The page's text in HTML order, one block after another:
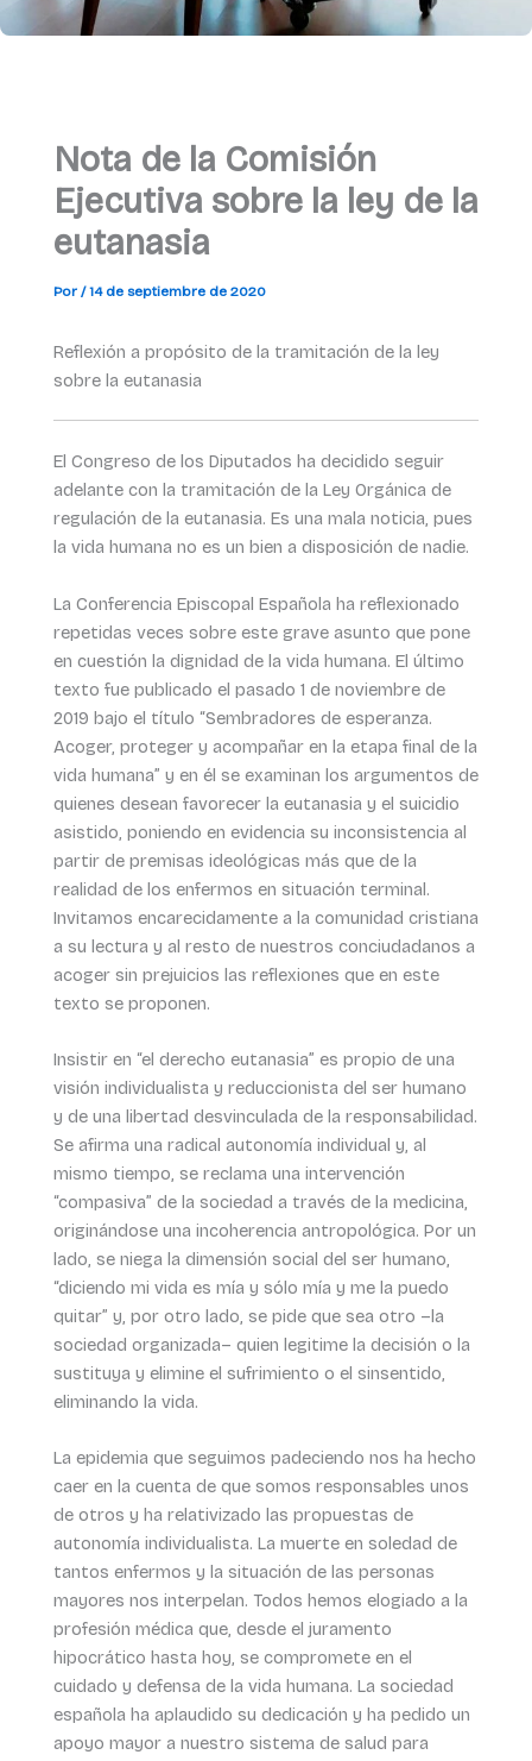
Nota de la Comisión
Ejecutiva sobre la ley de la
eutanasia
Por /14 de septiembre de 2020
Reflexión a propósito de la tramitación de la ley
sobre la eutanasia
El Congreso de los Diputados ha decidido seguir
adelante con la tramitación de la Ley Orgánica de
regulación de la eutanasia. Es una mala noticia, pues
la vida humana no es un bien a disposición de nadie.
La Conferencia Episcopal Española ha reflexionado
repetidas veces sobre este grave asunto que pone
en cuestión la dignidad de la vida humana. El último
texto fue publicado el pasado 1 de noviembre de
2019 bajo el título “Sembradores de esperanza.
Acoger, proteger y acompañar en la etapa final de la
vida humana” y en él se examinan los argumentos de
quienes desean favorecer la eutanasia y el suicidio
asistido, poniendo en evidencia su inconsistencia al
partir de premisas ideológicas más que de la
realidad de los enfermos en situación terminal.
Invitamos encarecidamente a la comunidad cristiana
a su lectura y al resto de nuestros conciudadanos a
acoger sin prejuicios las reflexiones que en este
texto se proponen.
Insistir en “el derecho eutanasia” es propio de una
visión individualista y reduccionista del ser humano
y de una libertad desvinculada de la responsabilidad.
Se afirma una radical autonomía individual y, al
mismo tiempo, se reclama una intervención
“compasiva” de la sociedad a través de la medicina,
originándose una incoherencia antropológica. Por un
lado, se niega la dimensión social del ser humano,
“diciendo mi vida es mía y sólo mía y me la puedo
quitar” y, por otro lado, se pide que sea otro –la
sociedad organizada– quien legitime la decisión o la
sustituya y elimine el sufrimiento o el sinsentido,
eliminando la vida.
La epidemia que seguimos padeciendo nos ha hecho
caer en la cuenta de que somos responsables unos
de otros y ha relativizado las propuestas de
autonomía individualista. La muerte en soledad de
tantos enfermos y la situación de las personas
mayores nos interpelan. Todos hemos elogiado a la
profesión médica que, desde el juramento
hipocrático hasta hoy, se compromete en el
cuidado y defensa de la vida humana. La sociedad
española ha aplaudido su dedicación y ha pedido un
apoyo mayor a nuestro sistema de salud para